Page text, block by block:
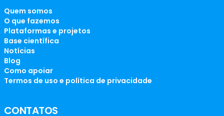
Quem somos
O que fazemos
Plataformas e projetos
Base científica
Notícias
Blog
Como apoiar
Termos de uso e política de privacidade
CONTATOS